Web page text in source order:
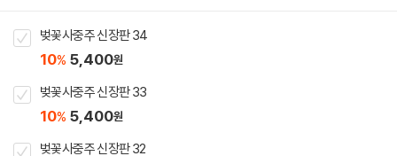
벚꽃사중주 신장판 34
10% 5,400원
벚꽃사중주 신장판 33
10% 5,400원
벚꽃사중주 신장판 32